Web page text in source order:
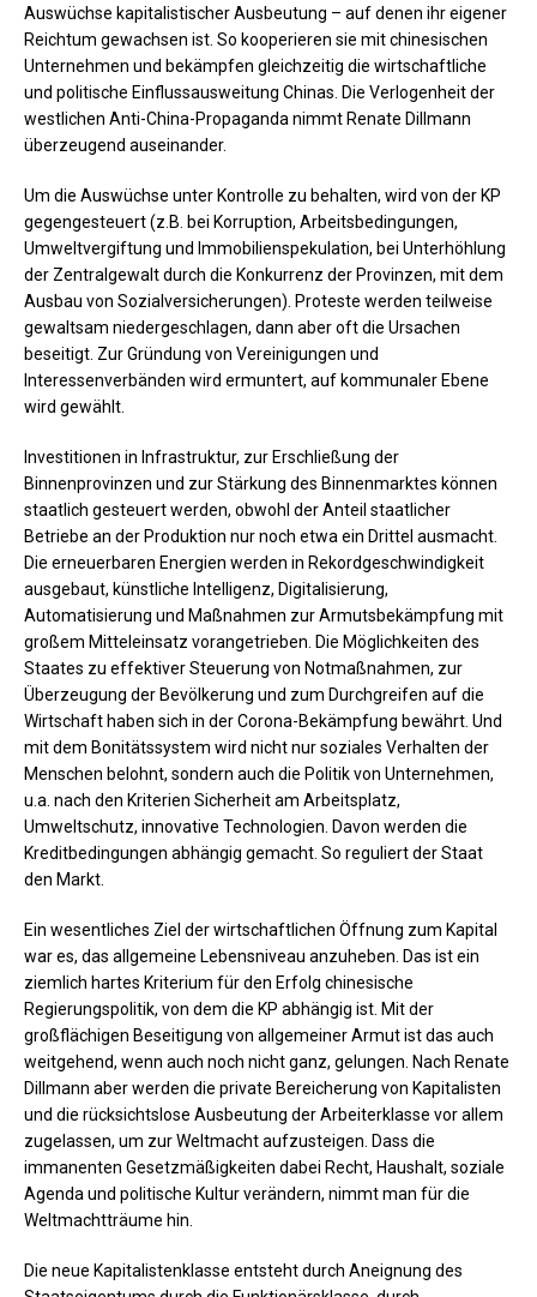
Auswüchse kapitalistischer Ausbeutung – auf denen ihr eigener
Reichtum gewachsen ist. So kooperieren sie mit chinesischen
Unternehmen und bekämpfen gleichzeitig die wirtschaftliche
und politische Einflussausweitung Chinas. Die Verlogenheit der
westlichen Anti-China-Propaganda nimmt Renate Dillmann
überzeugend auseinander.
Um die Auswüchse unter Kontrolle zu behalten, wird von der KP
gegengesteuert (z.B. bei Korruption, Arbeitsbedingungen,
Umweltvergiftung und Immobilienspekulation, bei Unterhöhlung
der Zentralgewalt durch die Konkurrenz der Provinzen, mit dem
Ausbau von Sozialversicherungen). Proteste werden teilweise
gewaltsam niedergeschlagen, dann aber oft die Ursachen
beseitigt. Zur Gründung von Vereinigungen und
Interessenverbänden wird ermuntert, auf kommunaler Ebene
wird gewählt.
Investitionen in Infrastruktur, zur Erschließung der
Binnenprovinzen und zur Stärkung des Binnenmarktes können
staatlich gesteuert werden, obwohl der Anteil staatlicher
Betriebe an der Produktion nur noch etwa ein Drittel ausmacht.
Die erneuerbaren Energien werden in Rekordgeschwindigkeit
ausgebaut, künstliche Intelligenz, Digitalisierung,
Automatisierung und Maßnahmen zur Armutsbekämpfung mit
großem Mitteleinsatz vorangetrieben. Die Möglichkeiten des
Staates zu effektiver Steuerung von Notmaßnahmen, zur
Überzeugung der Bevölkerung und zum Durchgreifen auf die
Wirtschaft haben sich in der Corona-Bekämpfung bewährt. Und
mit dem Bonitätssystem wird nicht nur soziales Verhalten der
Menschen belohnt, sondern auch die Politik von Unternehmen,
u.a. nach den Kriterien Sicherheit am Arbeitsplatz,
Umweltschutz, innovative Technologien. Davon werden die
Kreditbedingungen abhängig gemacht. So reguliert der Staat
den Markt.
Ein wesentliches Ziel der wirtschaftlichen Öffnung zum Kapital
war es, das allgemeine Lebensniveau anzuheben. Das ist ein
ziemlich hartes Kriterium für den Erfolg chinesische
Regierungspolitik, von dem die KP abhängig ist. Mit der
großflächigen Beseitigung von allgemeiner Armut ist das auch
weitgehend, wenn auch noch nicht ganz, gelungen. Nach Renate
Dillmann aber werden die private Bereicherung von Kapitalisten
und die rücksichtslose Ausbeutung der Arbeiterklasse vor allem
zugelassen, um zur Weltmacht aufzusteigen. Dass die
immanenten Gesetzmäßigkeiten dabei Recht, Haushalt, soziale
Agenda und politische Kultur verändern, nimmt man für die
Weltmachtträume hin.
Die neue Kapitalistenklasse entsteht durch Aneignung des